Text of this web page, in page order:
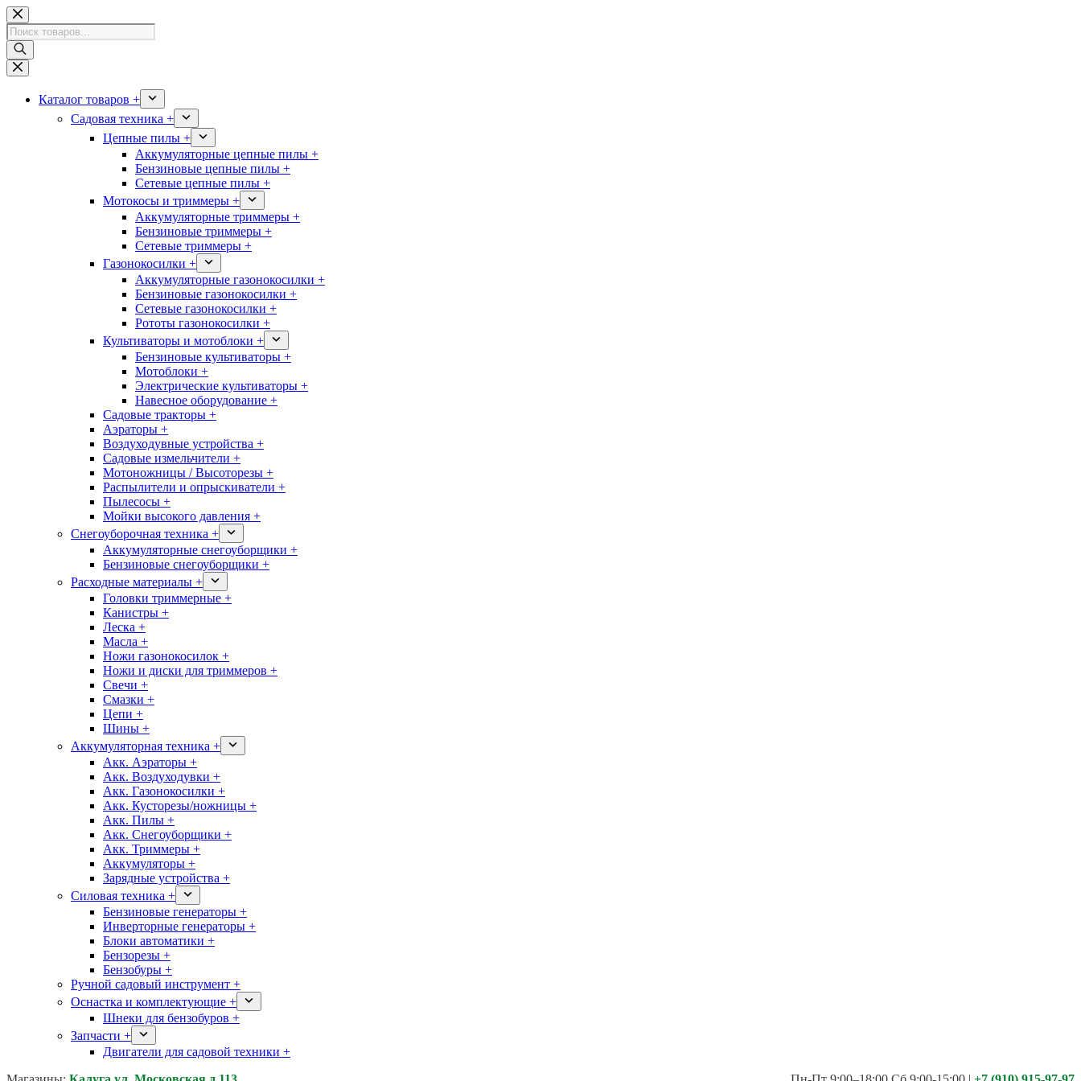
Перейти
к
сути
Поиск
товаров
Каталог товаров +
Садовая техника +
Цепные пилы +
Аккумуляторные цепные пилы +
Бензиновые цепные пилы +
Сетевые цепные пилы +
Мотокосы и триммеры +
Аккумуляторные триммеры +
Бензиновые триммеры +
Сетевые триммеры +
Газонокосилки +
Аккумуляторные газонокосилки +
Бензиновые газонокосилки +
Сетевые газонокосилки +
Рототы газонокосилки +
Культиваторы и мотоблоки +
Бензиновые культиваторы +
Мотоблоки +
Электрические культиваторы +
Навесное оборудование +
Садовые тракторы +
Аэраторы +
Воздуходувные устройства +
Садовые измельчители +
Мотоножницы / Высоторезы +
Распылители и опрыскиватели +
Пылесосы +
Мойки высокого давления +
Снегоуборочная техника +
Аккумуляторные снегоуборщики +
Бензиновые снегоуборщики +
Расходные материалы +
Головки триммерные +
Канистры +
Леска +
Масла +
Ножи газонокосилок +
Ножи и диски для триммеров +
Свечи +
Смазки +
Цепи +
Шины +
Аккумуляторная техника +
Акк. Аэраторы +
Акк. Воздуходувки +
Акк. Газонокосилки +
Акк. Кусторезы/ножницы +
Акк. Пилы +
Акк. Снегоуборщики +
Акк. Триммеры +
Аккумуляторы +
Зарядные устройства +
Силовая техника +
Бензиновые генераторы +
Инверторные генераторы +
Блоки автоматики +
Бензорезы +
Бензобуры +
Ручной садовый инструмент +
Оснастка и комплектующие +
Шнеки для бензобуров +
Запчасти +
Двигатели для садовой техники +